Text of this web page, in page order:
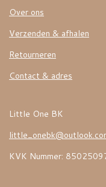
Over ons
Verzenden & afhalen
Retourneren
Contact & adres
Little One BK
KVK Nummer: